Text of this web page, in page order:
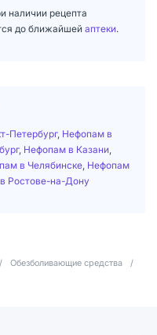
наличии рецепта
до ближайшей аптеки.
Петербург, Нефопам в
, Нефопам в Казани
в Челябинске Нефопам
Ростове-на-Дону
/ Обезболивающие средства
/